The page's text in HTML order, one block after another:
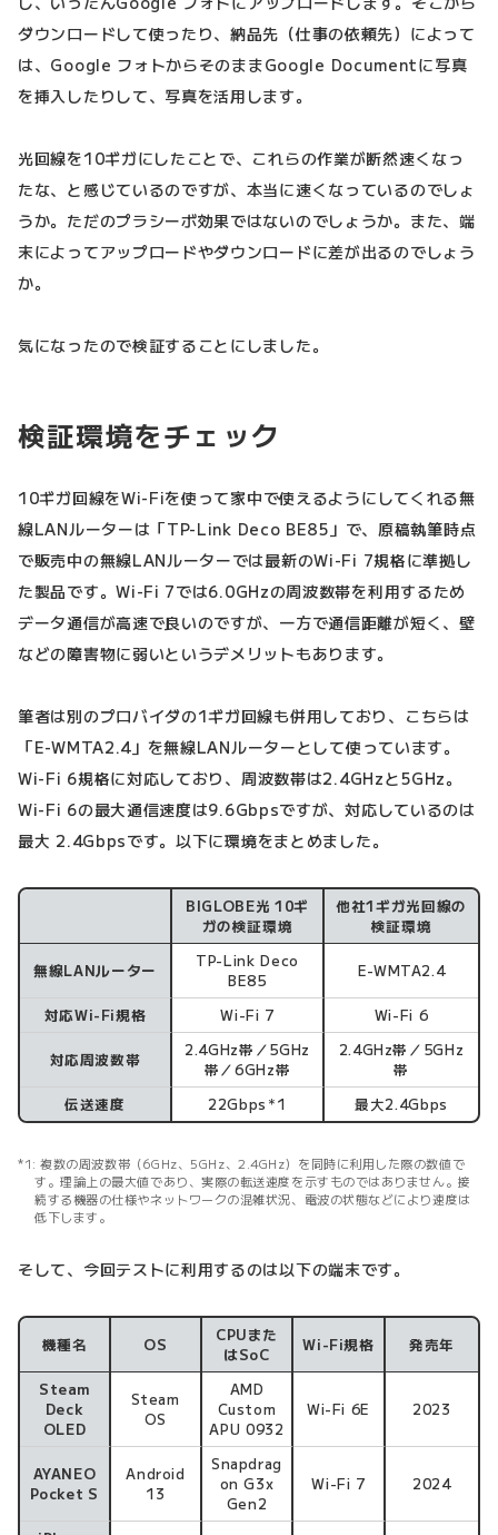
ダウンロードして使ったり、納品先（仕事の依頼先）によって
は、Google フォトからそのままGoogle Documentに写真
を挿入したりして、写真を活用します。
光回線を10ギガにしたことで、これらの作業が断然速くなっ
たな、と感じているのですが、本当に速くなっているのでしょ
うか。ただのプラシーボ効果ではないのでしょうか。また、端
末によってアップロードやダウンロードに差が出るのでしょう
か。
気になったので検証することにしました。
検証環境をチェック
10ギガ回線をWi-Fiを使って家中で使えるようにしてくれる無
線LANルーターは「TP-Link Deco BE85」で、原稿執筆時点
で販売中の無線LANルーターでは最新のWi-Fi 7規格に準拠し
た製品です。Wi-Fi 7では6.0GHzの周波数帯を利用するため
データ通信が高速で良いのですが、一方で通信距離が短く、壁
などの障害物に弱いというデメリットもあります。
筆者は別のプロバイダの1ギガ回線も併用しており、こちらは
「E-WMTA2.4」を無線LANルーターとして使っています。
Wi-Fi 6規格に対応しており、周波数帯は2.4GHzと5GHz。
Wi-Fi 6の最大通信速度は9.6Gbpsですが、対応しているのは
最大 2.4Gbpsです。以下に環境をまとめました。
BIGLOBE光 10ギ
ガの検証環境
他社1ギガ光回線の
検証環境
無線LANルーター
TP-Link Deco
BE85
E-WMTA2.4
対応Wi-Fi規格 Wi-Fi 7 Wi-Fi 6
対応周波数帯
2.4GHz帯／5GHz
帯／6GHz帯
2.4GHz帯／5GHz
帯
伝送速度
22Gbps ＊ 1 最大2.4Gbps
複数の周波数帯（6GHz、5GHz、2.4GHz）を同時に利用した際の数値で
す。理論上の最大値であり、実際の転送速度を示すものではありません。接
続する機器の仕様やネットワークの混雑状況、電波の状態などにより速度は
低下します。
そして、今回テストに利用するのは以下の端末です。
機種名 OS
CPUまた
はSoC
Wi-Fi規格 発売年
Steam
Deck
OLED
Steam
OS
AMD
Custom
APU 0932
Wi-Fi 6E 2023
AYANEO
Pocket S
Android
13
Snapdrag
on G3x
Gen2
Wi-Fi 7 2024